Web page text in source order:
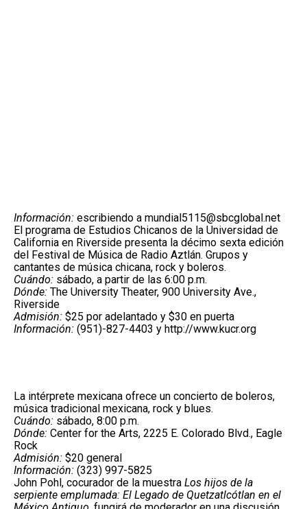
Información: escribiendo a mundial5115@sbcglobal.net
El programa de Estudios Chicanos de la Universidad de
California en Riverside presenta la décimo sexta edición
del Festival de Música de Radio Aztlán. Grupos y
cantantes de música chicana, rock y boleros.
Cuándo: sábado, a partir de las 6:00 p.m.
Dónde: The University Theater, 900 University Ave.,
Riverside
Admisión: $25 por adelantado y $30 en puerta
Información: (951)-827-4403 y http://www.kucr.org
La intérprete mexicana ofrece un concierto de boleros,
música tradicional mexicana, rock y blues.
Cuándo: sábado, 8:00 p.m.
Dónde: Center for the Arts, 2225 E. Colorado Blvd., Eagle
Rock
Admisión: $20 general
Información: (323) 997-5825
John Pohl, cocurador de la muestra Los hijos de la
serpiente emplumada: El Legado de Quetzatlcótlan en el